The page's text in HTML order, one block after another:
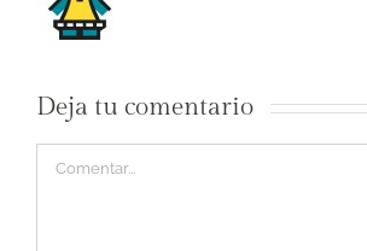
Deja tu comentario